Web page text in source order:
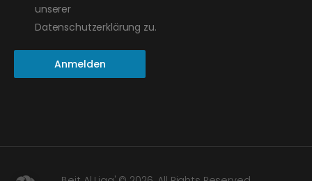
unserer
Datenschutzerklärung zu.
Anmelden